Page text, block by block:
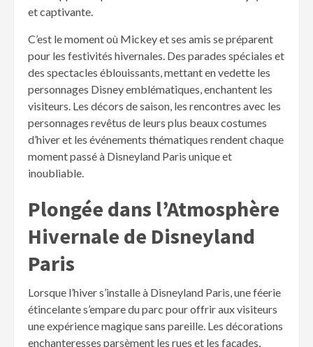
et captivante.
C’est le moment où Mickey et ses amis se préparent
pour les festivités hivernales. Des parades spéciales et
des spectacles éblouissants, mettant en vedette les
personnages Disney emblématiques, enchantent les
visiteurs. Les décors de saison, les rencontres avec les
personnages revêtus de leurs plus beaux costumes
d’hiver et les événements thématiques rendent chaque
moment passé à Disneyland Paris unique et
inoubliable.
Plongée dans l’Atmosphère
Hivernale de Disneyland
Paris
Lorsque l’hiver s’installe à Disneyland Paris, une féerie
étincelante s’empare du parc pour offrir aux visiteurs
une expérience magique sans pareille. Les décorations
enchanteresses parsèment les rues et les façades,